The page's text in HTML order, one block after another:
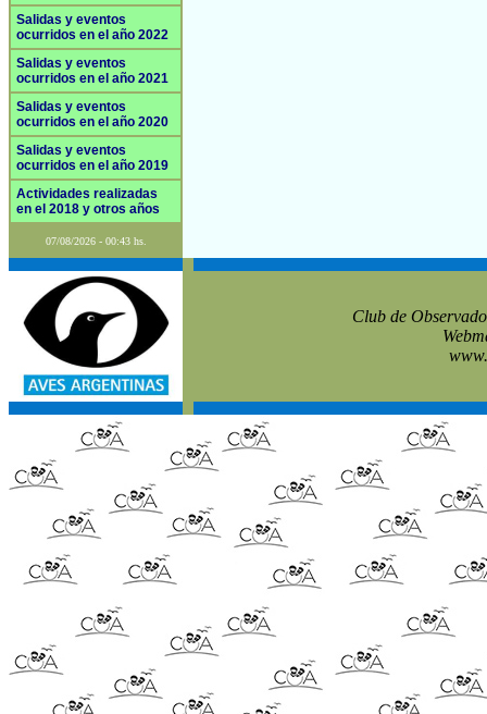
Salidas y eventos
ocurridos en el año 2022
Salidas y eventos
ocurridos en el año 2021
Salidas y eventos
ocurridos en el año 2020
Salidas y eventos
ocurridos en el año 2019
Actividades realizadas
en el 2018 y otros años
07/08/2026 - 00:43 hs.
Club de